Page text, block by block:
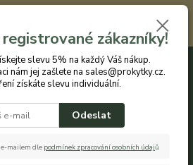
slevu 5% na každý nákup. Máte-li
na sales@prokytky.cz. Po jeho ověření
Přejít na registraci →
CZK 0ks
zákazníky!
slevu 5% na každý Váš nákup.
nám jej zašlete na sales@prokytky.cz.
získáte slevu individuální.
Odeslat
mailem dle podmínek zpracování osobních údajů.